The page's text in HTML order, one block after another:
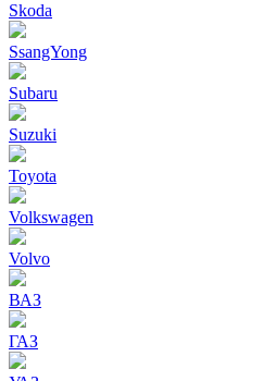
Skoda
SsangYong
Subaru
Suzuki
Toyota
Volkswagen
Volvo
ВАЗ
ГАЗ